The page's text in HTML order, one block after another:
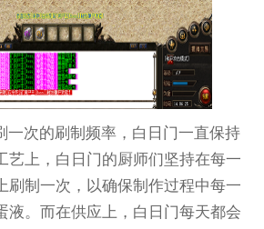
一次的刷制频率，白日门一直保持
艺上，白日门的厨师们坚持在每一
刷制一次，以确保制作过程中每一
液。而在供应上，白日门每天都会